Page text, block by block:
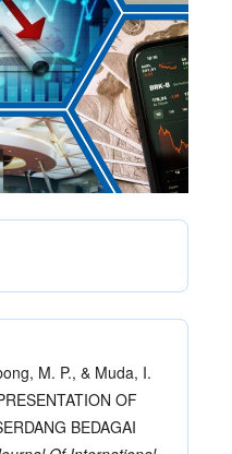
M. P., & Muda, I.
OF
BEDAGAI